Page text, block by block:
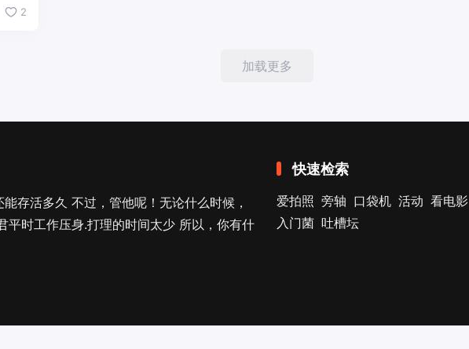
2
加载更多
存活多久 不过，管他呢！无论什么时候，
平时工作压身.打理的时间太少 所以，你有什
快速检索
爱拍照 旁轴 口袋机 活动 看电影
入门菌 吐槽坛